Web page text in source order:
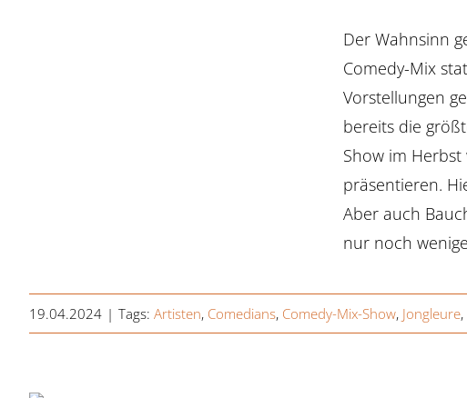
Der Wahnsinn
Comedy-Mix
Vorstellungen
bereits die
Show im
präsentieren.
Aber auch
nur noch
19.04.2024 | Tags: Artisten, Comedians, Comedy-Mix-Show, Jongleure,